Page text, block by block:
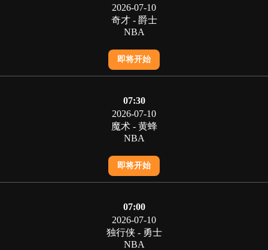
2026-07-10
奇才 - 爵士
NBA
即将开始
07:30
2026-07-10
魔术 - 黄蜂
NBA
即将开始
07:00
2026-07-10
独行侠 - 勇士
NBA